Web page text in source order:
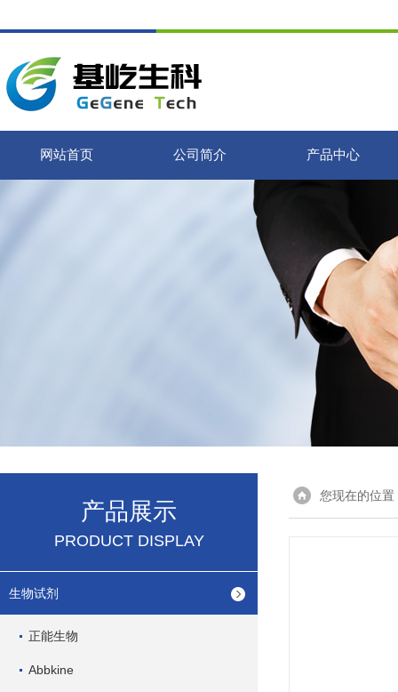
网站首页 公司简介 产品中心
产品展示
PRODUCT DISPLAY
生物试剂
正能生物
Abbkine
您现在的位置